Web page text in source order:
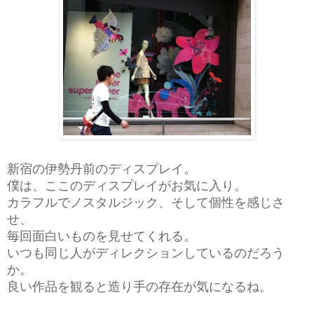
新宿の伊勢丹前のディスプレイ。
僕は、ここのディスプレイがお気に入り。
カラフルでノスタルジック、 そして個性を感じさ
せ、
毎回面白いものを見せてくれる。
いつも同じ人がディレクションしているのだろう
か。
良い作品を観ると造り手の存在が気になるね。